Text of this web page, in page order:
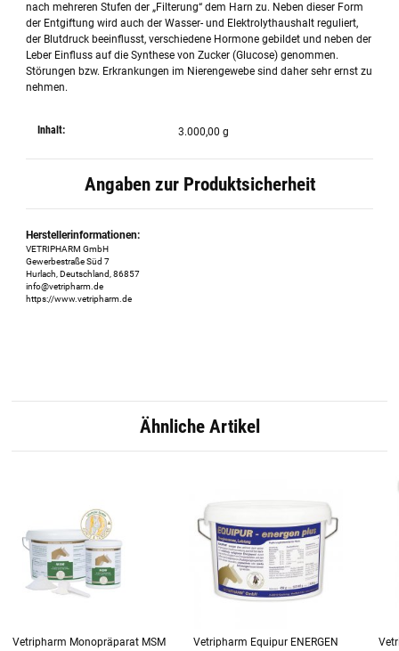
nach mehreren Stufen der „Filterung“ dem Harn zu. Neben dieser Form
der Entgiftung wird auch der Wasser- und Elektrolythaushalt reguliert,
der Blutdruck beeinflusst, verschiedene Hormone gebildet und neben der
Leber Einfluss auf die Synthese von Zucker (Glucose) genommen.
Störungen bzw. Erkrankungen im Nierengewebe sind daher sehr ernst zu
nehmen.
Inhalt: 3.000,00 g
Angaben zur Produktsicherheit
Herstellerinformationen:
VETRIPHARM GmbH
Gewerbestraße Süd 7
Hurlach, Deutschland, 86857
info@vetripharm.de
https://www.vetripharm.de
Ähnliche Artikel
Vetripharm Monopräparat MSM
Vetripharm Equipur ENERGEN